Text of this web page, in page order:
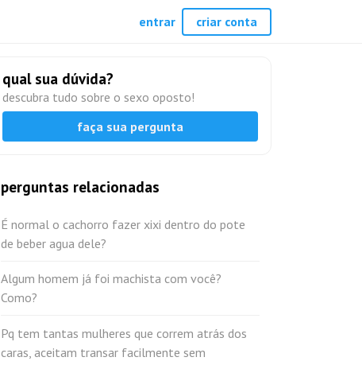
qual sua dúvida?
descubra tudo sobre o sexo oposto!
faça sua pergunta
perguntas relacionadas
É normal o cachorro fazer xixi dentro do pote
de beber agua dele?
Algum homem já foi machista com você?
Como?
Pq tem tantas mulheres que correm atrás dos
caras, aceitam transar facilmente sem
entrar criar conta